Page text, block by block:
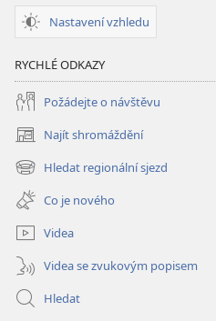
Nastavení vzhledu
RYCHLÉ ODKAZY
Požádejte o návštěvu
Najít shromáždění
(otevřeno
nové
okno)
Hledat regionální sjezd
(otevřeno
nové
okno)
Co je nového
Videa
Videa se zvukovým popisem
Hledat